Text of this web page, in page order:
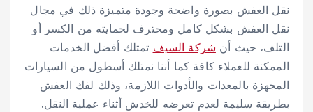
نقل العفش بصورة واضحة وجودة متميزة ذلك في مجال
نقل العفش بشكل كامل ومحترف لحمايته من الكسر أو
التلف، حيث أن شركة السيف تمتلك أفضل الخدمات
الممكنة للعملاء كافة كما أننا نمتلك أسطول من السيارات
المجهزة بالمعدات والأدوات اللازمة، وذلك لفك العفش
بطريقة سليمة لعدم تعرضه للخدش أثناء عملية النقل.